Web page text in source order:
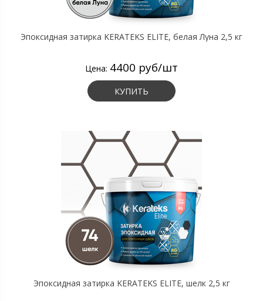
Эпоксидная затирка KERATEKS ELITE, белая Луна 2,5 кг
Цена: 4400 руб/шт
КУПИТЬ
Эпоксидная затирка KERATEKS ELITE, шелк 2,5 кг